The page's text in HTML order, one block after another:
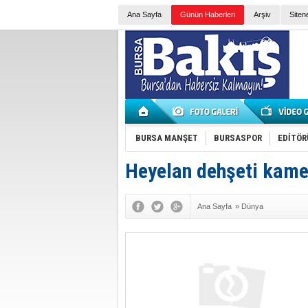
Ana Sayfa Günün Haberleri Arşiv
BURSA MANŞET BURSASPOR
Heyelan dehşeti
Ana Sayfa » Dünya